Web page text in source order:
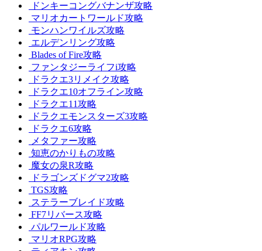
ドンキーコングバナンザ攻略
マリオカートワールド攻略
モンハンワイルズ攻略
エルデンリング攻略
Blades of Fire攻略
ファンタジーライフi攻略
ドラクエ3リメイク攻略
ドラクエ10オフライン攻略
ドラクエ11攻略
ドラクエモンスターズ3攻略
ドラクエ6攻略
メタファー攻略
知恵のかりもの攻略
魔女の泉R攻略
ドラゴンズドグマ2攻略
TGS攻略
ステラーブレイド攻略
FF7リバース攻略
パルワールド攻略
マリオRPG攻略